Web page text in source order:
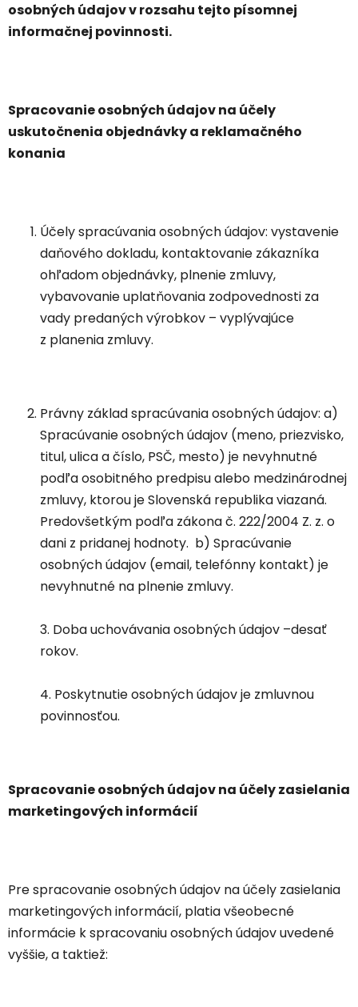
osobných údajov v rozsahu tejto písomnej
informačnej povinnosti.
Spracovanie osobných údajov na účely
uskutočnenia objednávky a reklamačného
konania
Účely spracúvania osobných údajov: vystavenie
daňového dokladu, kontaktovanie zákazníka
ohľadom objednávky, plnenie zmluvy,
vybavovanie uplatňovania zodpovednosti za
vady predaných výrobkov – vyplývajúce
z planenia zmluvy.
Právny základ spracúvania osobných údajov: a)
Spracúvanie osobných údajov (meno, priezvisko,
titul, ulica a číslo, PSČ, mesto) je nevyhnutné
podľa osobitného predpisu alebo medzinárodnej
zmluvy, ktorou je Slovenská republika viazaná.
Predovšetkým podľa zákona č. 222/2004 Z. z. o
dani z pridanej hodnoty. b) Spracúvanie
osobných údajov (email, telefónny kontakt) je
nevyhnutné na plnenie zmluvy.
3. Doba uchovávania osobných údajov –desať
rokov.
4. Poskytnutie osobných údajov je zmluvnou
povinnosťou.
Spracovanie osobných údajov na účely zasielania
marketingových informácií
Pre spracovanie osobných údajov na účely zasielania
marketingových informácií, platia všeobecné
informácie k spracovaniu osobných údajov uvedené
vyššie, a taktiež: